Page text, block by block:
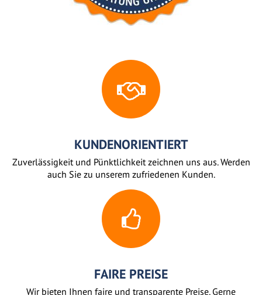
KUNDENORIENTIERT
Zuverlässigkeit und Pünktlichkeit zeichnen uns aus. Werden
auch Sie zu unserem zufriedenen Kunden.
FAIRE PREISE
Wir bieten Ihnen faire und transparente Preise. Gerne